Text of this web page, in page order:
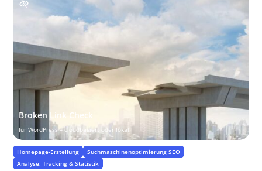
Broken Link Check
für WordPress – cloudbasiert oder lokal
Homepage-Erstellung
Suchmaschinenoptimierung SEO
Analyse, Tracking & Statistik